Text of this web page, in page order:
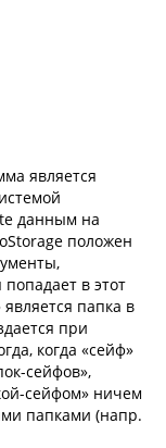
является
данным на
положен
в этот
папка в
при
когда «сейф»
сейфов»,
сейфом» ничем
папками (напр.